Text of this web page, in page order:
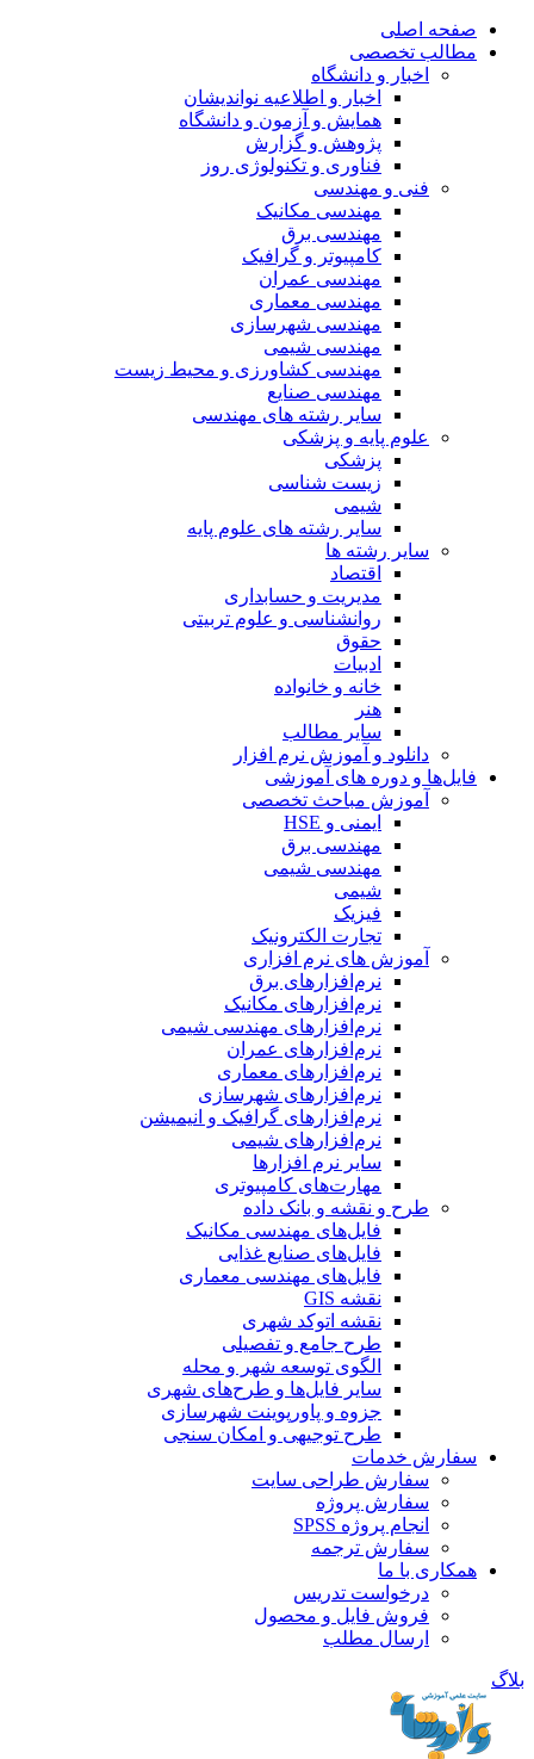
صفحه اصلی
مطالب تخصصی
اخبار و دانشگاه
اخبار و اطلاعیه نواندیشان
همایش و آزمون و دانشگاه
پژوهش و گزارش
فناوری و تکنولوژی روز
فنی و مهندسی
مهندسی مکانیک
مهندسی برق
کامپیوتر و گرافیک
مهندسی عمران
مهندسی معماری
مهندسی شهرسازی
مهندسی شیمی
مهندسی کشاورزی و محیط زیست
مهندسی صنایع
سایر رشته های مهندسی
علوم پایه و پزشکی
پزشکی
زیست شناسی
شیمی
سایر رشته های علوم پایه
سایر رشته ها
اقتصاد
مدیریت و حسابداری
روانشناسی و علوم تربیتی
حقوق
ادبیات
خانه و خانواده
هنر
سایر مطالب
دانلود و آموزش نرم افزار
فایل‌ها و دوره های آموزشی
آموزش مباحث تخصصی
ایمنی و HSE
مهندسی برق
مهندسی شیمی
شیمی
فیزیک
تجارت الکترونیک
آموزش های نرم افزاری
نرم‌افزارهای برق
نرم‌افزارهای مکانیک
نرم‌افزارهای مهندسی شیمی
نرم‌افزارهای عمران
نرم‌افزارهای معماری
نرم‌افزارهای شهرسازی
نرم‌افزارهای گرافیک و انیمیشن
نرم‌افزارهای شیمی
سایر نرم افزارها
مهارت‌های کامپیوتری
طرح و نقشه و بانک داده
فایل‌های مهندسی مکانیک
فایل‌های صنایع غذایی
فایل‌های مهندسی معماری
نقشه GIS
نقشه اتوکد شهری
طرح جامع و تفصیلی
الگوی توسعه شهر و محله
سایر فایل‌ها و طرح‌های شهری
جزوه و پاورپوینت شهرسازی
طرح توجیهی و امکان سنجی
سفارش خدمات
سفارش طراحی سایت
سفارش پروژه
انجام پروژه SPSS
سفارش ترجمه
همکاری با ما
درخواست تدریس
فروش فایل و محصول
ارسال مطلب